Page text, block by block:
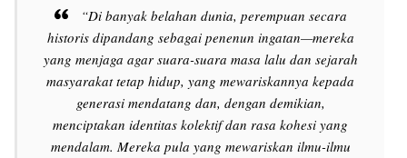
“Di banyak belahan dunia, perempuan secara
historis dipandang sebagai penenun ingatan—mereka
yang menjaga agar suara-suara masa lalu dan sejarah
masyarakat tetap hidup, yang mewariskannya kepada
generasi mendatang dan, dengan demikian,
menciptakan identitas kolektif dan rasa kohesi yang
mendalam. Mereka pula yang mewariskan ilmu-ilmu